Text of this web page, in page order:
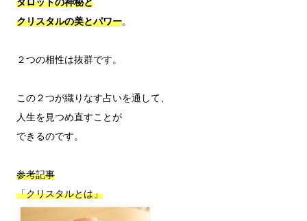
クリスタルの美とパワー。
２つの相性は抜群です。
この２つが織りなす占いを通して、
人生を見つめ直すことが
できるのです。
参考記事
「クリスタルとは」